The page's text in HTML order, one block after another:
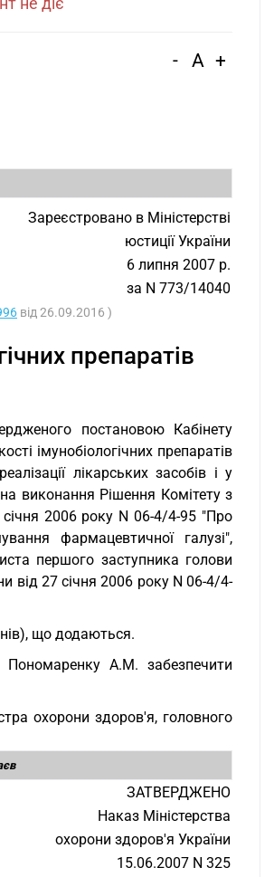
- A +
Зареєстровано в Міністерстві
юстиції України
6 липня 2007 р.
за N 773/14040
від 26.09.2016 )
препаратів
постановою Кабінету
імунобіологічних препаратів
лікарських засобів і у
виконання Рішення Комітету з
2006 року N 06-4/4-95 "Про
фармацевтичної галузі",
першого заступника голови
від 27 січня 2006 року N 06-4/4-
що додаються.
Пономаренку А.М. забезпечити
охорони здоров'я, головного
ЗАТВЕРДЖЕНО
Наказ Міністерства
охорони здоров'я України
15.06.2007 N 325